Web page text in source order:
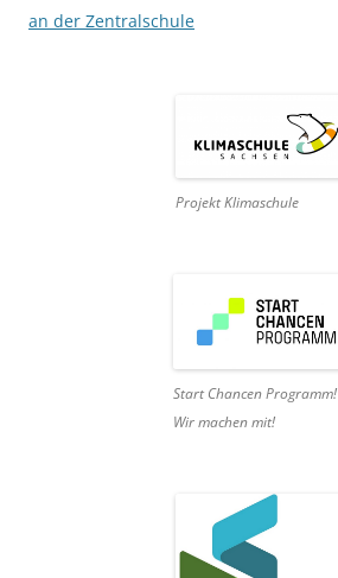
an der Zentralschule
Projekt Klimaschule
Start Chancen Programm!
Wir machen mit!